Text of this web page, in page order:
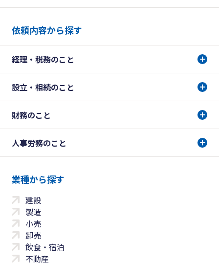
依頼内容から探す
経理・税務のこと
設立・相続のこと
財務のこと
人事労務のこと
業種から探す
建設
製造
小売
卸売
飲食・宿泊
不動産